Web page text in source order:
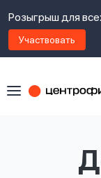
Розыгрыш для
Участвовать
ознакомлен